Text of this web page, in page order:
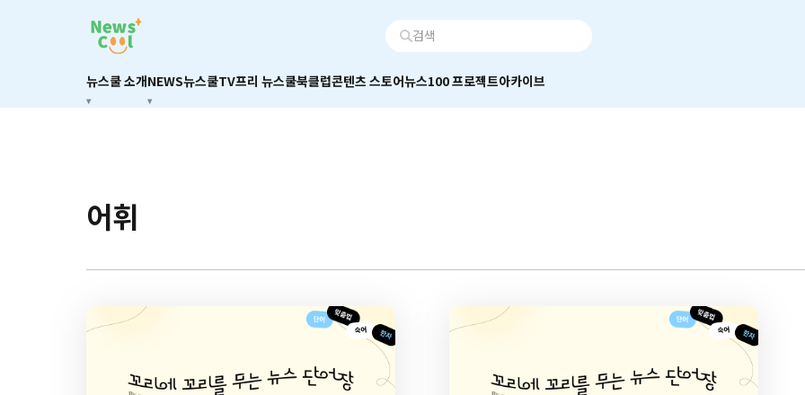
뉴스쿨 소개NEWS뉴스쿨TV프리 뉴스쿨북클럽콘텐츠 스토어뉴스100 프로젝트아카이브
어휘